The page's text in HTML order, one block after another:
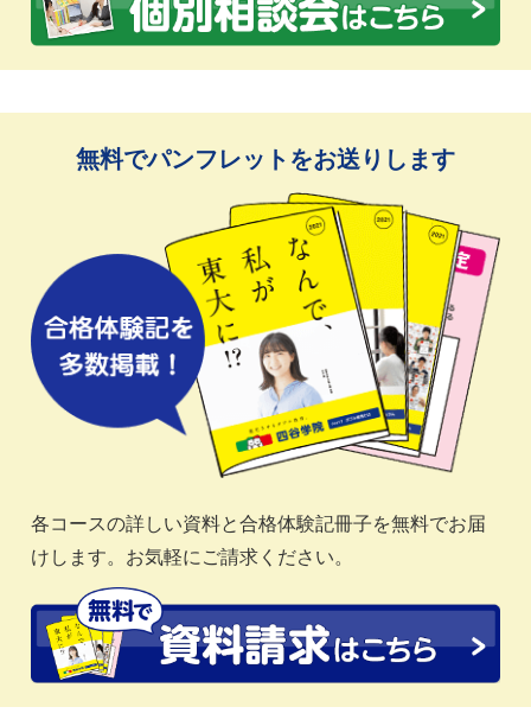
無料でパンフレットをお送りします
各コースの詳しい資料と合格体験記冊子を無料でお届
けします。お気軽にご請求ください。